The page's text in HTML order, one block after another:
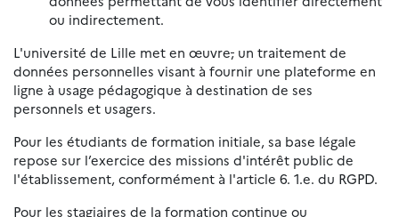
ou indirectement.
L'université de Lille met en œuvre, un traitement de
données personnelles visant à fournir une plateforme en
ligne à usage pédagogique à destination de ses
personnels et usagers.
Pour les étudiants de formation initiale, sa base légale
repose sur l’exercice des missions d'intérêt public de
l'établissement, conformément à l'article 6. 1.e. du RGPD.
Pour les stagiaires de la formation continue ou